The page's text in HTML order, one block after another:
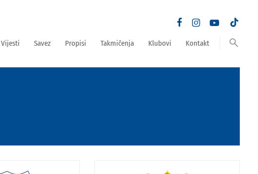
Vijesti Savez Propisi Takmičenja Klubovi Kontakt search